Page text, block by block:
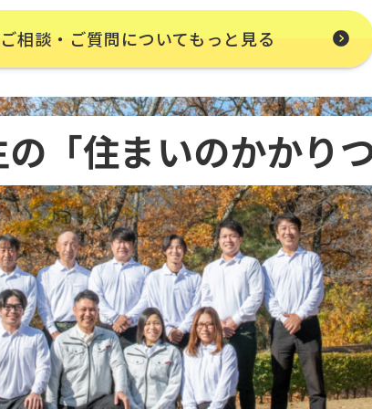
ご相談・ご質問についてもっと見る
「住まいのかかり